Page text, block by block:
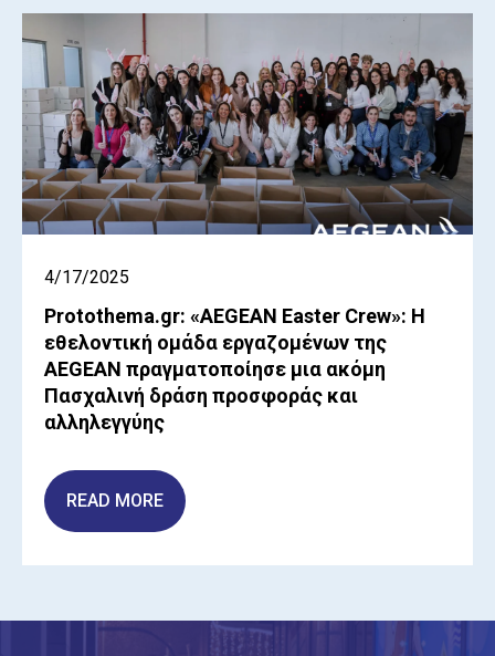
4/17/2025
Protothema.gr: «AEGEAN Easter Crew»: Η
εθελοντική ομάδα εργαζομένων της
AEGEAN πραγματοποίησε μια ακόμη
Πασχαλινή δράση προσφοράς και
αλληλεγγύης
READ MORE